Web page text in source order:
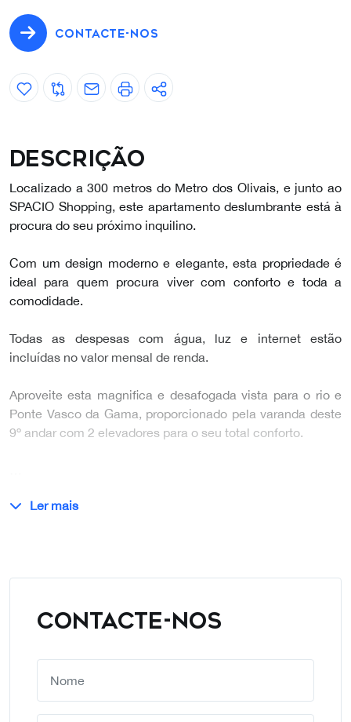
CONTACTE-NOS
Descrição
Localizado a 300 metros do Metro dos Olivais, e junto ao
SPACIO Shopping, este apartamento deslumbrante está à
procura do seu próximo inquilino.
Com um design moderno e elegante, esta propriedade é
ideal para quem procura viver com conforto e toda a
comodidade.
Todas as despesas com água, luz e internet estão
incluídas no valor mensal de renda.
Aproveite esta magnifica e desafogada vista para o rio e
Ponte Vasco da Gama, proporcionado pela varanda deste
9º andar com 2 elevadores para o seu total conforto.
Ler mais
CONTACTE-NOS